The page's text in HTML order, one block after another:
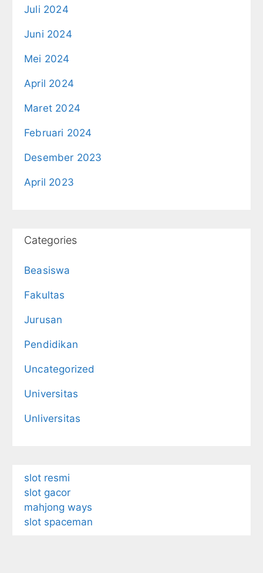
Juli 2024
Juni 2024
Mei 2024
April 2024
Maret 2024
Februari 2024
Desember 2023
April 2023
Categories
Beasiswa
Fakultas
Jurusan
Pendidikan
Uncategorized
Universitas
Unliversitas
slot resmi
slot gacor
mahjong ways
slot spaceman